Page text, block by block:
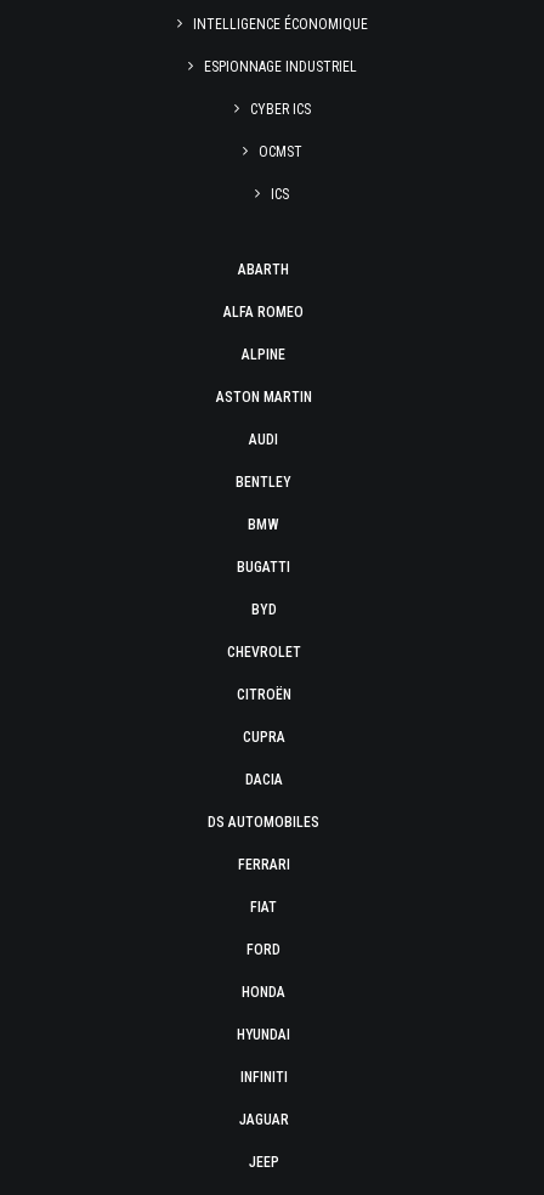
INTELLIGENCE ÉCONOMIQUE
ESPIONNAGE INDUSTRIEL
CYBER ICS
OCMST
ICS
ABARTH
ALFA ROMEO
ALPINE
ASTON MARTIN
AUDI
BENTLEY
BMW
BUGATTI
BYD
CHEVROLET
CITROËN
CUPRA
DACIA
DS AUTOMOBILES
FERRARI
FIAT
FORD
HONDA
HYUNDAI
INFINITI
JAGUAR
JEEP